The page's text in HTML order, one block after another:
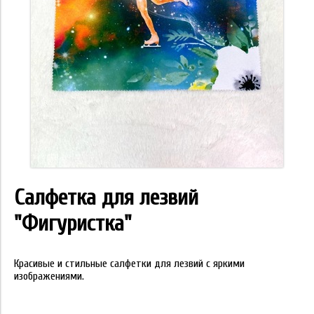
Салфетка для лезвий
"Фигуристка"
Красивые и стильные салфетки для лезвий с яркими
изображениями.